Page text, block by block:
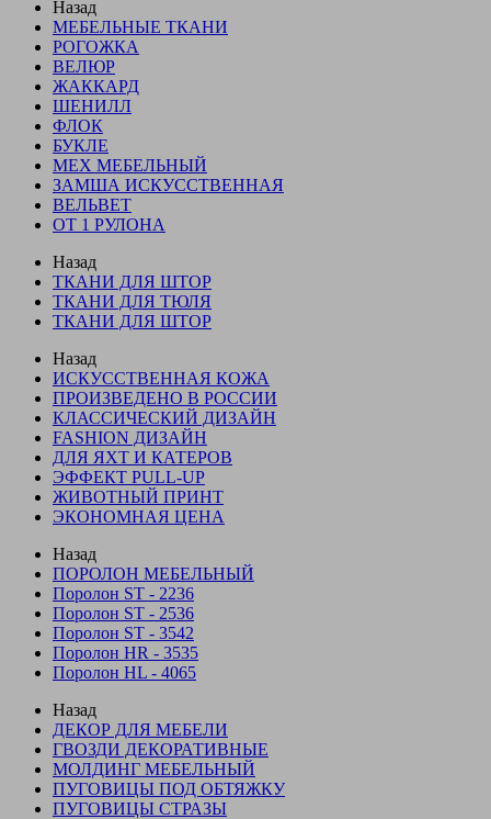
Назад
МЕБЕЛЬНЫЕ ТКАНИ
РОГОЖКА
ВЕЛЮР
ЖАККАРД
ШЕНИЛЛ
ФЛОК
БУКЛЕ
МЕХ МЕБЕЛЬНЫЙ
ЗАМША ИСКУССТВЕННАЯ
ВЕЛЬВЕТ
ОТ 1 РУЛОНА
Назад
ТКАНИ ДЛЯ ШТОР
ТКАНИ ДЛЯ ТЮЛЯ
ТКАНИ ДЛЯ ШТОР
Назад
ИСКУССТВЕННАЯ КОЖА
ПРОИЗВЕДЕНО В РОССИИ
КЛАССИЧЕСКИЙ ДИЗАЙН
FASHION ДИЗАЙН
ДЛЯ ЯХТ И КАТЕРОВ
ЭФФЕКТ PULL-UP
ЖИВОТНЫЙ ПРИНТ
ЭКОНОМНАЯ ЦЕНА
Назад
ПОРОЛОН МЕБЕЛЬНЫЙ
Поролон ST - 2236
Поролон ST - 2536
Поролон ST - 3542
Поролон HR - 3535
Поролон HL - 4065
Назад
ДЕКОР ДЛЯ МЕБЕЛИ
ГВОЗДИ ДЕКОРАТИВНЫЕ
МОЛДИНГ МЕБЕЛЬНЫЙ
ПУГОВИЦЫ ПОД ОБТЯЖКУ
ПУГОВИЦЫ СТРАЗЫ